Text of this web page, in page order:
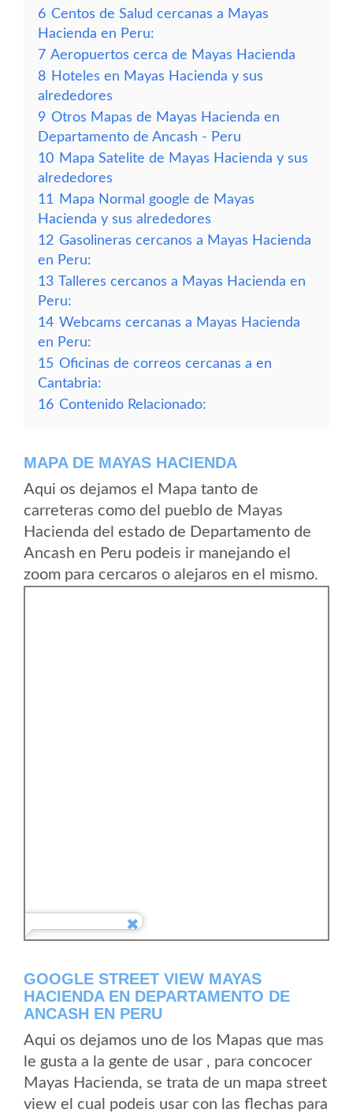
6 Centos de Salud cercanas a Mayas
Hacienda en Peru:
7 Aeropuertos cerca de Mayas Hacienda
8 Hoteles en Mayas Hacienda y sus
alrededores
9 Otros Mapas de Mayas Hacienda en
Departamento de Ancash - Peru
10 Mapa Satelite de Mayas Hacienda y sus
alrededores
11
Mapa Normal google de Mayas
Hacienda y sus alrededores
12 Gasolineras cercanos a Mayas Hacienda
en Peru:
13 Talleres cercanos a Mayas Hacienda en
Peru:
14 Webcams cercanas a Mayas Hacienda
en Peru:
15 Oficinas de correos cercanas a en
Cantabria:
16 Contenido Relacionado:
MAPA DE MAYAS HACIENDA
Aqui os dejamos el Mapa tanto de
carreteras como del pueblo de Mayas
Hacienda del estado de Departamento de
Ancash en Peru podeis ir manejando el
zoom para cercaros o alejaros en el mismo.
GOOGLE STREET VIEW MAYAS
HACIENDA EN DEPARTAMENTO DE
ANCASH EN PERU
Aqui os dejamos uno de los Mapas que mas
le gusta a la gente de usar , para concocer
Mayas Hacienda, se trata de un mapa street
view el cual podeis usar con las flechas para